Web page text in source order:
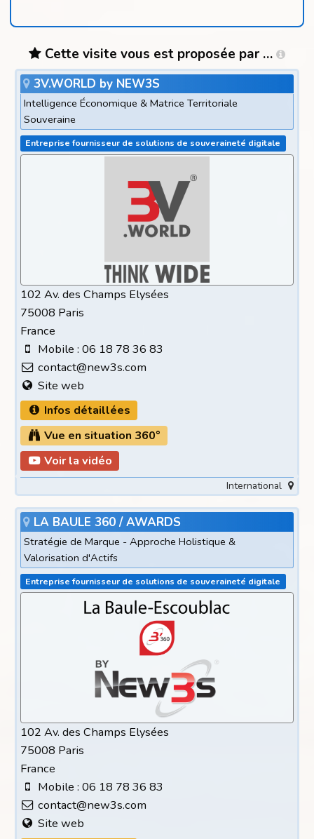
Cette visite vous est proposée par …
3V.WORLD by NEW3S
Intelligence Économique & Matrice Territoriale
Souveraine
Entreprise fournisseur de solutions de souveraineté digitale
102 Av. des Champs Elysées
75008 Paris
France
Mobile : 06 18 78 36 83
contact@new3s.com
Site web
Infos détaillées
Vue en situation 360°
Voir la vidéo
International
LA BAULE 360 / AWARDS
Stratégie de Marque - Approche Holistique &
Valorisation d'Actifs
Entreprise fournisseur de solutions de souveraineté digitale
102 Av. des Champs Elysées
75008 Paris
France
Mobile : 06 18 78 36 83
contact@new3s.com
Site web